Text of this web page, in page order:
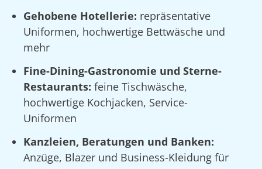
Gehobene Hotellerie: repräsentative
Uniformen, hochwertige Bettwäsche und
mehr
Fine-Dining-Gastronomie und Sterne-
Restaurants: feine Tischwäsche,
hochwertige Kochjacken, Service-
Uniformen
Kanzleien, Beratungen und Banken:
Anzüge, Blazer und Business-Kleidung für